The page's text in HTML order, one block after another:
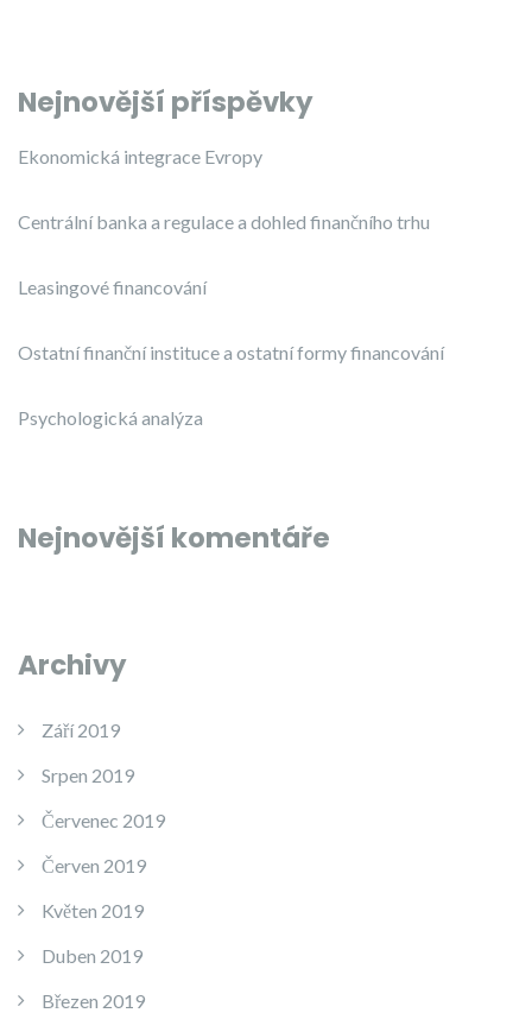
Nejnovější příspěvky
Ekonomická integrace Evropy
Centrální banka a regulace a dohled finančního trhu
Leasingové financování
Ostatní finanční instituce a ostatní formy financování
Psychologická analýza
Nejnovější komentáře
Archivy
Září 2019
Srpen 2019
Červenec 2019
Červen 2019
Květen 2019
Duben 2019
Březen 2019